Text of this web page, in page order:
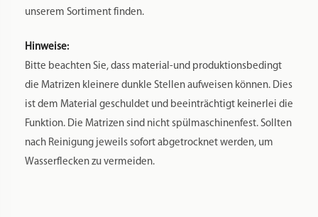
unserem Sortiment finden.
Hinweise:
Bitte beachten Sie, dass material-und produktionsbedingt
die Matrizen kleinere dunkle Stellen aufweisen können. Dies
ist dem Material geschuldet und beeinträchtigt keinerlei die
Funktion. Die Matrizen sind nicht spülmaschinenfest. Sollten
nach Reinigung jeweils sofort abgetrocknet werden, um
Wasserflecken zu vermeiden.